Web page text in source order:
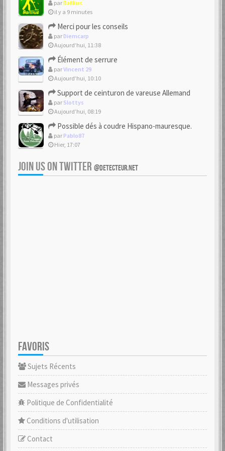
parBaillius
il y a 9 minutes
Merci pour les conseils
par Diemcarp
Aujourd’hui, 11:38
Élément de serrure
parVincent 29
Aujourd’hui, 10:10
Support de ceinturon de vareuse Allemand
par Slottys
Aujourd’hui, 08:19
Possible dés à coudre Hispano-mauresque.
par Pablo87
Hier, 17:07
JOIN US ON TWITTER @DETECTEUR.NET
FAVORIS
Sujets Récents
Messages privés
Politique de Confidentialité
Conditions d'utilisation
Contact